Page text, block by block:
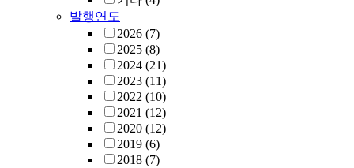
발행연도
2026 (7)
2025 (8)
2024 (21)
2023 (11)
2022 (10)
2021 (12)
2020 (12)
2019 (6)
2018 (7)